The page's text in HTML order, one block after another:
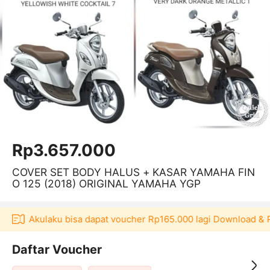
Rp3.657.000
COVER SET BODY HALUS + KASAR YAMAHA FIN
O 125 (2018) ORIGINAL YAMAHA YGP
Akulaku bisa dapat voucher Rp165.000 lagi Download &
Daftar Voucher